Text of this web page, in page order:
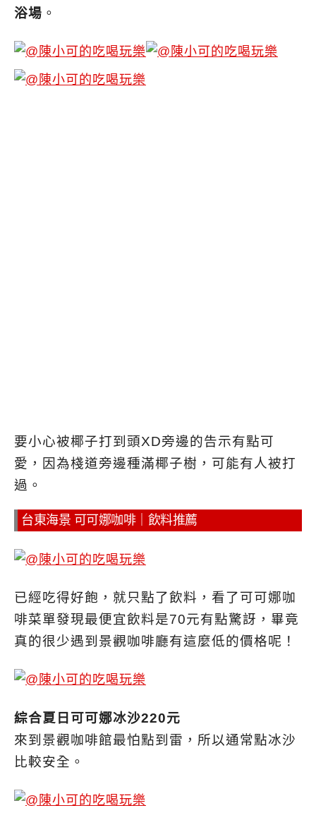
浴場 。
要小心被椰子打到頭XD旁邊的告示有點可
愛，因為棧道旁邊種滿椰子樹，可能有人被打
過。
台東海景 可可娜咖啡｜飲料推薦
已經吃得好飽，就只點了飲料，看了可可娜咖
啡菜單發現最便宜飲料是70元有點驚訝，畢竟
真的很少遇到景觀咖啡廳有這麼低的價格呢！
綜合夏日可可娜冰沙220元
來到景觀咖啡館最怕點到雷，所以通常點冰沙
比較安全。